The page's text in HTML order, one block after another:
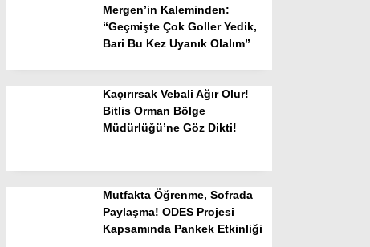
Mergen’in Kaleminden:
“Geçmişte Çok Goller Yedik,
Bari Bu Kez Uyanık Olalım”
Kaçırırsak Vebali Ağır Olur!
Bitlis Orman Bölge
Müdürlüğü’ne Göz Dikti!
Mutfakta Öğrenme, Sofrada
Paylaşma! ODES Projesi
Kapsamında Pankek Etkinliği